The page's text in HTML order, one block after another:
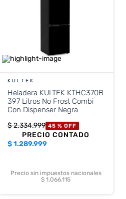
KULTEK
Heladera KULTEK KTHC370B
397 Litros No Frost Combi
Con Dispenser Negra
$2.334.999 45 % OFF
PRECIO CONTADO
$1.289.999
Precio sin impuestos nacionales
$ 1.066.115